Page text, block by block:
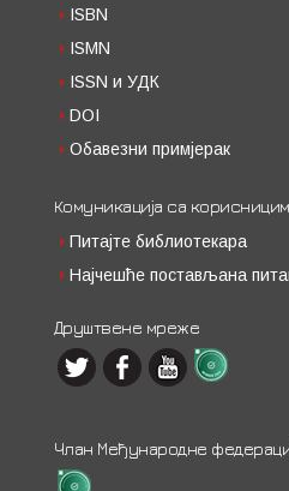
ISBN
ISMN
ISSN и УДК
DOI
Обавезни примјерак
Комуникација са
Питајте библиотекара
Најчешће постављана
Друштвене мреже
Члан Међународне